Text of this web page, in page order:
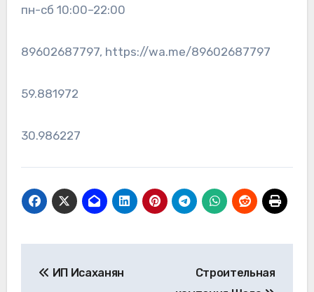
пн-сб 10:00–22:00
89602687797, https://wa.me/89602687797
59.881972
30.986227
ИП Исаханян
Строительная